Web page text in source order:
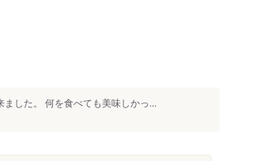
した。 何を食べても美味しかっ...